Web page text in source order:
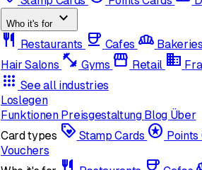
Who it's for expand_more
restaurant Restaurants coffee Cafes bakery_dining Bakeries
Hair Salons fitness_center Gyms storefront Retail domain
apps See all industries
Loslegen
Funktionen Preisgestaltung Blog Über
Card types loyalty Stamp Cards stars Points
Vouchers